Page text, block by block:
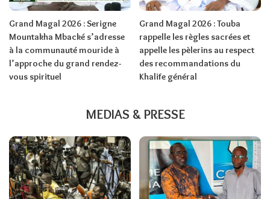
Grand Magal 2026 : Serigne
Mountakha Mbacké s’adresse
à la communauté mouride à
l’approche du grand rendez-
vous spirituel
Grand Magal 2026 : Touba
rappelle les règles sacrées et
appelle les pèlerins au respect
des recommandations du
Khalife général
MEDIAS & PRESSE